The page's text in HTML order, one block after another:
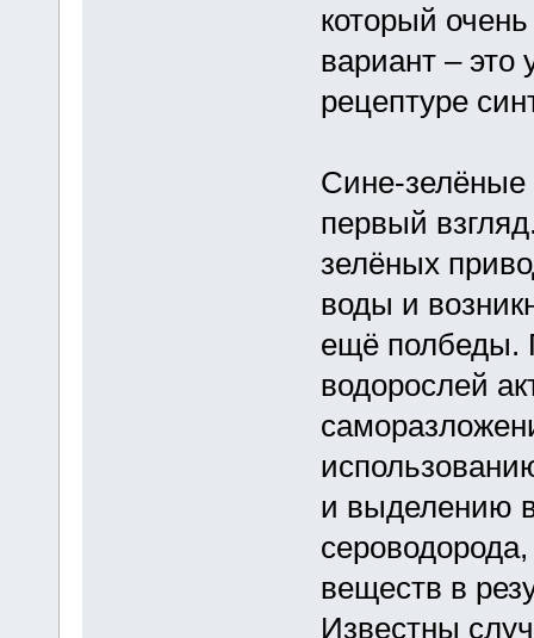
который
вариант –
рецептуре
Сине-
первый
зелёных
воды и
ещё полбеды.
водорослей
и выделению
веществ в
Известны